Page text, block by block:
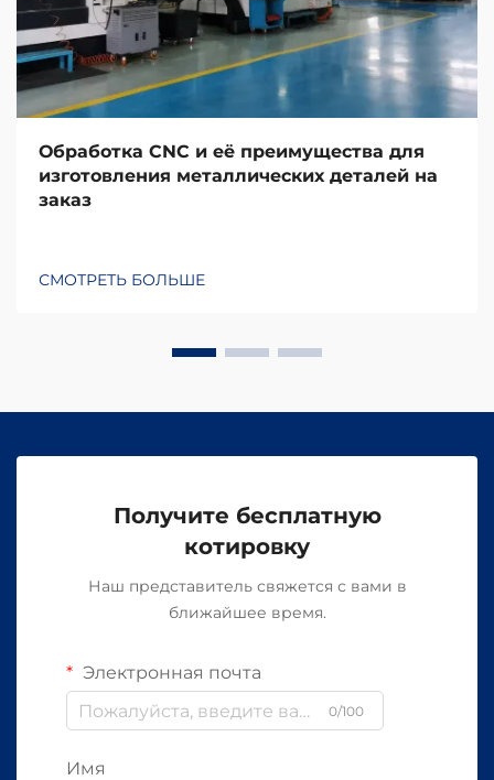
Обработка CNC и её преимущества для
изготовления металлических деталей на
заказ
СМОТРЕТЬ БОЛЬШЕ
Получите бесплатную
котировку
Наш представитель свяжется с вами в
ближайшее время.
Электронная почта
0/100
Имя